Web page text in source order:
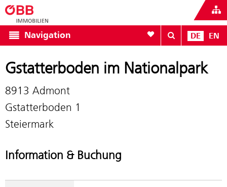
Navigation Zur Favoritenliste
DE EN
Gstatterboden im Nationalpark
8913 Admont
Gstatterboden 1
Steiermark
Information & Buchung